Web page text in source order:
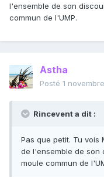
l'ensemble de son
commun de l'UMP.
Astha
Posté 1
Rincevent a dit :
Pas que petit. Tu vois
de l'ensemble de son
moule commun de